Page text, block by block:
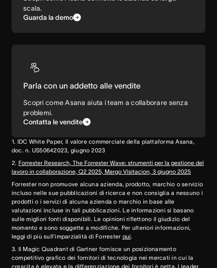
scala.
Guarda la demo
Parla con un addetto alle vendite
Scopri come Asana aiuta i team a collaborare senza
problemi.
Contatta le vendite
1. IDC White Paper, Il valore commerciale della piattaforma Asana,
doc. n. US50642023, giugno 2023
2. Forrester Research, The Forrester Wave: strumenti per la gestione del
lavoro in collaborazione, Q2 2025, Margo Visitacion, 3 giugno 2025
Forrester non promuove alcuna azienda, prodotto, marchio o servizio
incluso nelle sue pubblicazioni di ricerca e non consiglia a nessuno i
prodotti o i servizi di alcuna azienda o marchio in base alle
valutazioni incluse in tali pubblicazioni. Le informazioni si basano
sulle migliori fonti disponibili. Le opinioni riflettono il giudizio del
momento e sono soggette a modifiche. Per ulteriori informazioni,
leggi di più sull’imparzialità di Forrester qui.
3. Il Magic Quadrant di Gartner fornisce un posizionamento
competitivo grafico dei fornitori di tecnologia nei mercati in cui la
crescita è elevata e la differenziazione dei fornitori è netta. I leader